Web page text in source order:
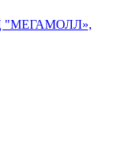
"МЕГАМОЛЛ»,